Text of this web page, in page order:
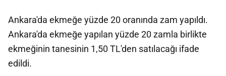
Ankara'da ekmeğe yüzde 20 oranında zam yapıldı.
Ankara'da ekmeğe yapılan yüzde 20 zamla birlikte
ekmeğinin tanesinin 1,50 TL'den satılacağı ifade
edildi.